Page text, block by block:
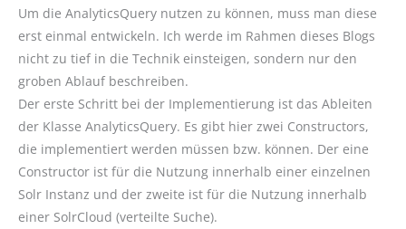
Um die AnalyticsQuery nutzen zu können, muss man diese
erst einmal entwickeln. Ich werde im Rahmen dieses Blogs
nicht zu tief in die Technik einsteigen, sondern nur den
groben Ablauf beschreiben.
Der erste Schritt bei der Implementierung ist das Ableiten
der Klasse AnalyticsQuery. Es gibt hier zwei Constructors,
die implementiert werden müssen bzw. können. Der eine
Constructor ist für die Nutzung innerhalb einer einzelnen
Solr Instanz und der zweite ist für die Nutzung innerhalb
einer SolrCloud (verteilte Suche).